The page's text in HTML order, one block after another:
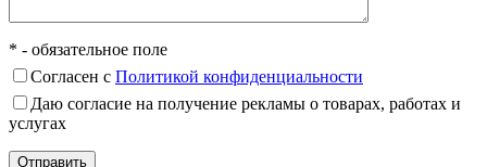
* - обязательное поле
Согласен с Политикой конфиденциальности
Даю согласие на получение рекламы о товарах, работах и
услугах